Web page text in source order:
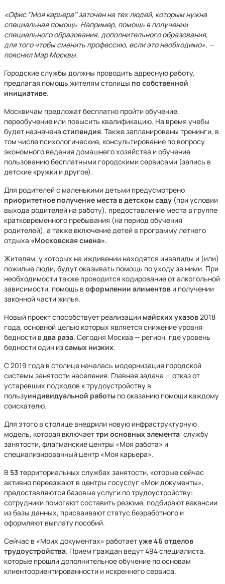
«Офис ‘‘Моя карьера’’ заточен на тех людей, которым нужна
специальная помощь. Например, помощь в получении
специального образования, дополнительного образования,
для того чтобы сменить профессию, если это необходимо», —
пояснил Мэр Москвы.
Городские службы должны проводить адресную работу,
предлагая помощь жителям столицы по собственной
инициативе.
Москвичам предложат бесплатно пройти обучение,
переобучение или повысить квалификацию. На время учебы
будет назначена стипендия. Также запланированы тренинги, в
том числе психологические, консультирование по вопросу
экономного ведения домашнего хозяйства и обучение
пользованию бесплатными городскими сервисами (запись в
детские кружки и другое).
Для родителей с маленькими детьми предусмотрено
приоритетное получение места в детском саду (при условии
выхода родителей на работу), предоставление места в группе
кратковременного пребывания (на период обучения
родителей), а также включение детей в программу летнего
отдыха «Московская смена».
Жителям, у которых на иждивении находятся инвалиды и (или)
пожилые люди, будут оказывать помощь по уходу за ними. При
необходимости также проводится кодирование от алкогольной
зависимости, помощь в оформлении алиментов и получении
законной части жилья.
Новый проект способствует реализации майских указов2018
года, основной целью которых является снижение уровня
бедности в два раза. Сегодня Москва — регион, где уровень
бедности один изсамых низких.
С 2019 года в столице началась модернизация городской
системы занятости населения. Главная задача — отказ от
устаревших подходов к трудоустройству в
пользуиндивидуальной работы по оказанию помощи каждому
соискателю.
Для этого в столице внедрили новую инфраструктурную
модель, которая включаеттри основных элемента: службу
занятости, флагманские центры «Моя работа» и
специализированный центр «Моя карьера».
В 53территориальных службах занятости, которые сейчас
активно переезжают в центры госуслуг «Мои документы»,
предоставляются базовые услуги по трудоустройству:
сотрудники помогают составить резюме, подбирают вакансии
из базы данных, присваивают статус безработного и
оформляют выплату пособий.
Сейчас в «Моих документах» работаетуже 46 отделов
трудоустройства. Прием граждан ведут 494 специалиста,
которые прошли дополнительное обучение по основам
клиентоориентированности и искреннего сервиса.